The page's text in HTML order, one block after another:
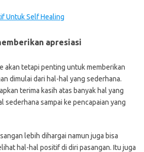
Untuk Self Healing
apresiasi
akan tetapi penting untuk memberikan
dimulai dari hal-hal yang sederhana.
terima kasih atas banyak hal yang
sederhana sampai ke pencapaian yang
lebih dihargai namun juga bisa
hal-hal positif di diri pasangan. Itu juga